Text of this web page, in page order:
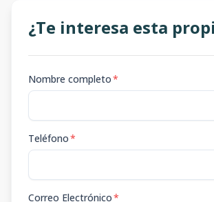
¿Te interesa esta
Nombre completo*
Teléfono*
Correo Electrónico*